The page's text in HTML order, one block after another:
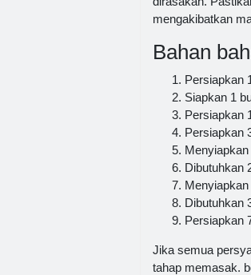
mengakibatkan
Bahan
Persiapkan
Siapkan 1
Persiapkan
Persiapkan
Dibutuhkan
Dibutuhkan
Persiapkan
Jika semua
tahap memasak.